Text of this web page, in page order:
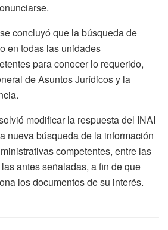
concluyó que la búsqueda de
en todas las unidades
para conocer lo requerido,
de Asuntos Jurídicos y la
modificar la respuesta del INAI
nueva búsqueda de la información
competentes, entre las
antes señaladas, a fin de que
los documentos de su interés.